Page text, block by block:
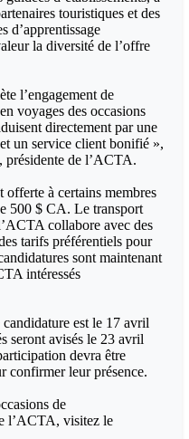
touristiques et des
d’apprentissage
la diversité de l’offre
l’engagement de
voyages des occasions
directement par une
un service client bonifié »,
présidente de l’ACTA.
à certains membres
500 $ CA. Le transport
collabore avec des
tarifs préférentiels pour
sont maintenant
intéressés
est le 17 avril
seront avisés le 23 avril
devra être
confirmer leur présence.
de
l’ACTA, visitez le